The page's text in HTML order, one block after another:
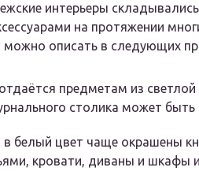
интерьеры
на протяжении
можно описать в следующих
предметам из
столика может быть
в белый цвет чаще окрашены
кровати, диваны и шкафы